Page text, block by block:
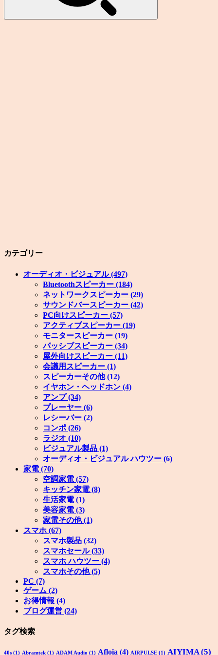
カテゴリー
オーディオ・ビジュアル(497)
Bluetoothスピーカー (184)
ネットワークスピーカー (29)
サウンドバースピーカー (42)
PC向けスピーカー (57)
アクティブスピーカー (19)
モニタースピーカー (19)
パッシブスピーカー (34)
屋外向けスピーカー (11)
会議用スピーカー (1)
スピーカーその他(12)
イヤホン・ヘッドホン (4)
アンプ(34)
プレーヤー (6)
レシーバー (2)
コンポ (26)
ラジオ (10)
ビジュアル製品 (1)
オーディオ・ビジュアル ハウツー (6)
家電(70)
空調家電(57)
キッチン家電(8)
生活家電(1)
美容家電(3)
家電その他(1)
スマホ (67)
スマホ製品 (32)
スマホセール(33)
スマホ ハウツー (4)
スマホその他(5)
PC (7)
ゲーム (2)
お得情報 (4)
ブログ運営 (24)
タグ検索
40s (1) Abramtek (1) ADAM Audio (1) Afloia (4) AIRPULSE (1) AIYIMA(5)